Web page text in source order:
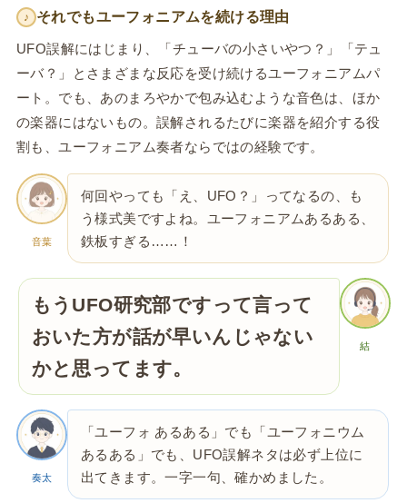
♪ それでもユーフォニアムを続ける理由
UFO誤解にはじまり、「チューバの小さいやつ？」「テュ
ーバ？」とさまざまな反応を受け続けるユーフォニアムパ
ート。でも、あのまろやかで包み込むような音色は、ほか
の楽器にはないもの。誤解されるたびに楽器を紹介する役
割も、ユーフォニアム奏者ならではの経験です。
音葉
何回やっても「え、UFO？」ってなるの、も
う様式美ですよね。ユーフォニアムあるある、
鉄板すぎる……！
もうUFO研究部ですって言って
おいた方が話が早いんじゃない
かと思ってます。
結
奏太
「ユーフォ あるある」でも「ユーフォニウム
あるある」でも、UFO誤解ネタは必ず上位に
出てきます。一字一句、確かめました。